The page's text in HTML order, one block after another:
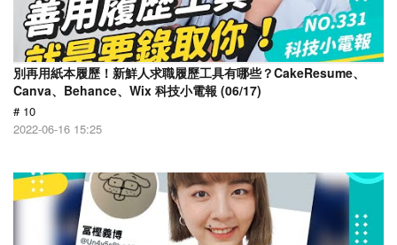
別再用紙本履歷！新鮮人求職履歷工具有哪些？CakeResume、
Canva、Behance、Wix 科技小電報 (06/17)
# 10
2022-06-16 15:25